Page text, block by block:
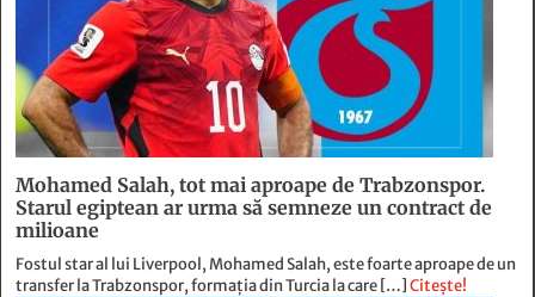
Mohamed Salah, tot mai aproape de Trabzonspor.
Starul egiptean ar urma să semneze un contract de
milioane
Fostul star al lui Liverpool, Mohamed Salah, este foarte aproape de un
transfer la Trabzonspor, formația din Turcia la care […]Citește!